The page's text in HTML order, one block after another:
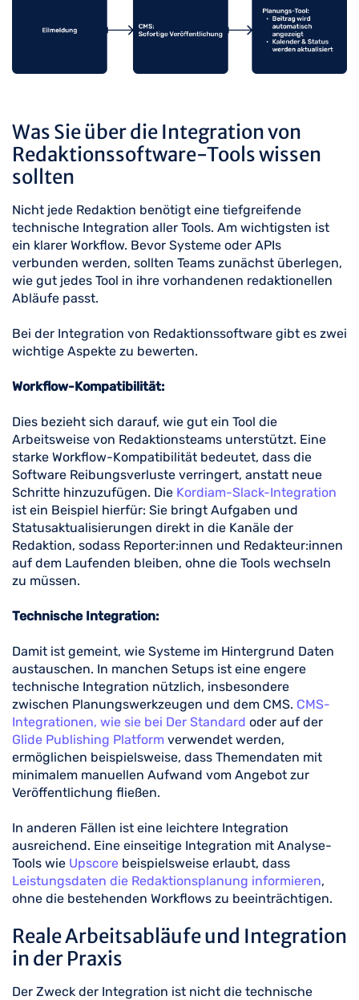
Was Sie über die Integration von
Redaktionssoftware-Tools wissen
sollten
Nicht jede Redaktion benötigt eine tiefgreifende
technische Integration aller Tools. Am wichtigsten ist
ein klarer Workflow. Bevor Systeme oder APIs
verbunden werden, sollten Teams zunächst überlegen,
wie gut jedes Tool in ihre vorhandenen redaktionellen
Abläufe passt.
Bei der Integration von Redaktionssoftware gibt es zwei
wichtige Aspekte zu bewerten.
Workflow-Kompatibilität:
Dies bezieht sich darauf, wie gut ein Tool die
Arbeitsweise von Redaktionsteams unterstützt. Eine
starke Workflow-Kompatibilität bedeutet, dass die
Software Reibungsverluste verringert, anstatt neue
Schritte hinzuzufügen. Die Kordiam-Slack-Integration
ist ein Beispiel hierfür: Sie bringt Aufgaben und
Statusaktualisierungen direkt in die Kanäle der
Redaktion, sodass Reporter:innen und Redakteur:innen
auf dem Laufenden bleiben, ohne die Tools wechseln
zu müssen.
Technische Integration:
Damit ist gemeint, wie Systeme im Hintergrund Daten
austauschen. In manchen Setups ist eine engere
technische Integration nützlich, insbesondere
zwischen Planungswerkzeugen und dem CMS. CMS-
Integrationen, wie sie bei Der Standard oder auf der
Glide Publishing Platform verwendet werden,
ermöglichen beispielsweise, dass Themendaten mit
minimalem manuellen Aufwand vom Angebot zur
Veröffentlichung fließen.
In anderen Fällen ist eine leichtere Integration
ausreichend. Eine einseitige Integration mit Analyse-
Tools wie Upscore beispielsweise erlaubt, dass
Leistungsdaten die Redaktionsplanung informieren,
ohne die bestehenden Workflows zu beeinträchtigen.
Reale Arbeitsabläufe und Integration
in der Praxis
Der Zweck der Integration ist nicht die technische